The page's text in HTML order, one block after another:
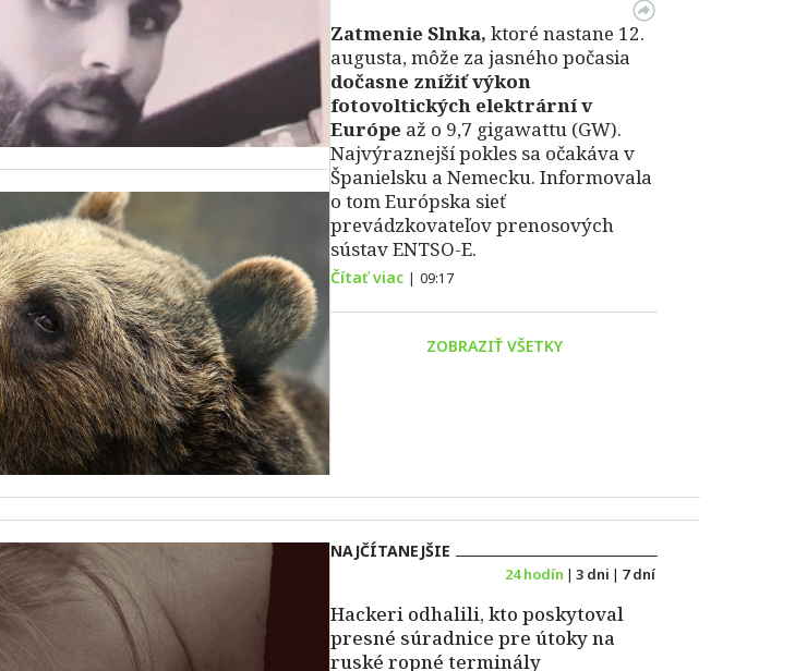
Zatmenie Slnka, ktoré nastane 12.
augusta, môže za jasného počasia
dočasne znížiť výkon
fotovoltických elektrární v
Európe až o 9,7 gigawattu (GW).
Najvýraznejší pokles sa očakáva v
Španielsku a Nemecku. Informovala
o tom Európska sieť
prevádzkovateľov prenosových
sústav ENTSO-E.
Čítať viac | 09:17
ZOBRAZIŤ VŠETKY
NAJČÍTANEJŠIE
24 hodín | 3 dni | 7 dní